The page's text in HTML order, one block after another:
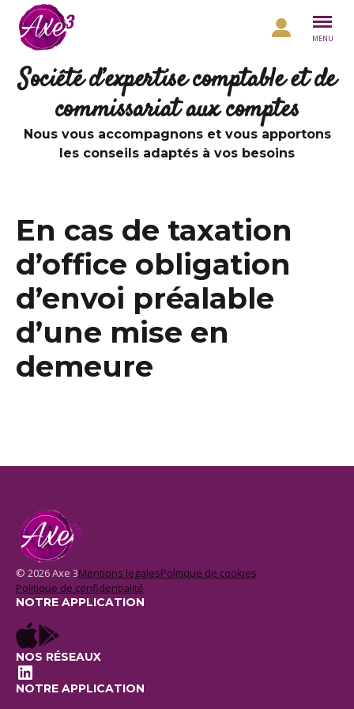
Aller au contenu
MENU
Société d’expertise comptable et de
commissariat aux comptes
Nous vous accompagnons et vous apportons
les conseils adaptés à vos besoins
En cas de taxation
d’office obligation
d’envoi préalable
d’une mise en
demeure
© 2026 Axe 3Mentions legalesPolitique de cookies
Politique de confidentialité
NOTRE APPLICATION
NOS RÉSEAUX
LinkedIn
NOTRE APPLICATION